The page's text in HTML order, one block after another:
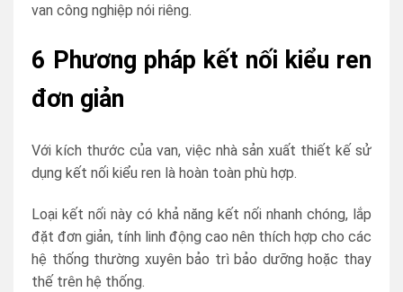
van công nghiệp nói riêng.
6 Phương pháp kết nối kiểu ren
đơn giản
Với kích thước của van, việc nhà sản xuất thiết kế sử
dụng kết nối kiểu ren là hoàn toàn phù hợp.
Loại kết nối này có khả năng kết nối nhanh chóng, lắp
đặt đơn giản, tính linh động cao nên thích hợp cho các
hệ thống thường xuyên bảo trì bảo dưỡng hoặc thay
thế trên hệ thống.